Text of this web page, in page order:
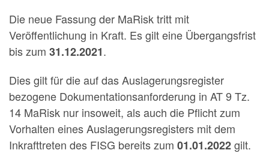
Die neue Fassung der MaRisk tritt mit
Veröffentlichung in Kraft. Es gilt eine Übergangsfrist
bis zum 31.12.2021.
Dies gilt für die auf das Auslagerungsregister
bezogene Dokumentationsanforderung in AT 9 Tz.
14 MaRisk nur insoweit, als auch die Pflicht zum
Vorhalten eines Auslagerungsregisters mit dem
Inkrafttreten des FISG bereits zum 01.01.2022gilt.